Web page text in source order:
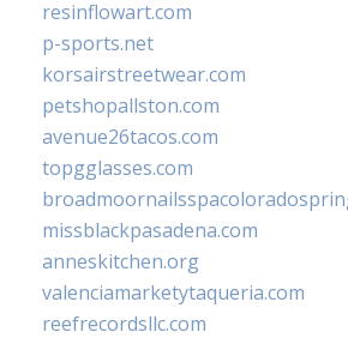
resinflowart.com
p-sports.net
korsairstreetwear.com
petshopallston.com
avenue26tacos.com
topgglasses.com
missblackpasadena.com
anneskitchen.org
valenciamarketytaqueria.com
reefrecordsllc.com